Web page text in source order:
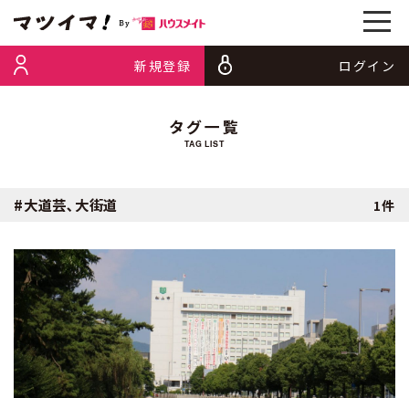
新規登録 ログイン
タグ一覧
TAG LIST
#大道芸､大街道 1件